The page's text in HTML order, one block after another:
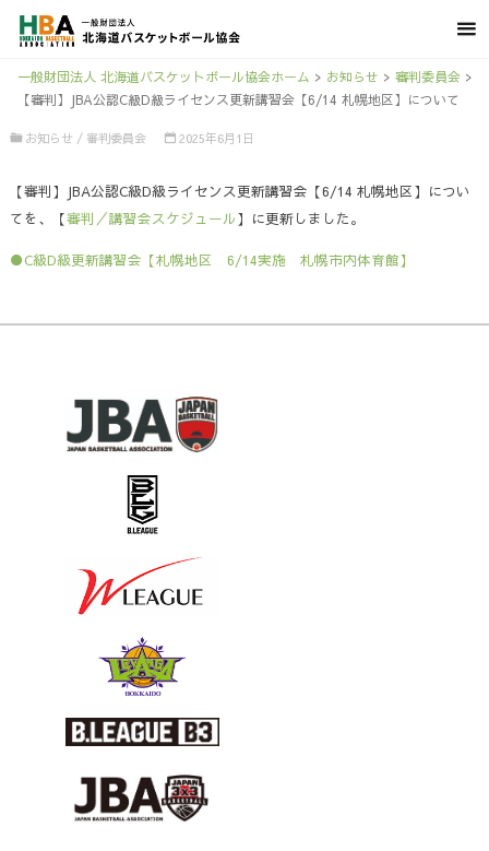
一般財団法人 北海道バスケットボール協会ホーム > お知らせ > 審判委員会>
【審判】JBA公認C級D級ライセンス更新講習会【6/14 札幌地区】について
お知らせ / 審判委員会 2025年6月1日
【審判】JBA公認C級D級ライセンス更新講習会【6/14 札幌地区】につい
てを、【審判／講習会スケジュール】に更新しました。
●C級D級更新講習会【札幌地区 6/14実施 札幌市内体育館】